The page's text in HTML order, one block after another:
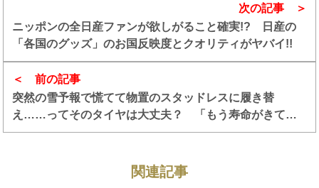
前の記事
突然の雪予報で慌てて物置のスタッドレスに履き替
え……ってそのタイヤは大丈夫？ 「もう寿命がきてい
るタイヤ」の見極め方
次の記事
ニッポンの全日産ファンが欲しがること確実!? 日産の
「各国のグッズ」のお国反映度とクオリティがヤバイ!!
関連記事